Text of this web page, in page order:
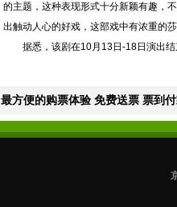
的主题，这种表现形式十分新颖有趣，
出触动人心的好戏，这部戏中有浓重的
据悉，该剧在10月13日-18日演出结
最方便的购票体验 免费送票 票到